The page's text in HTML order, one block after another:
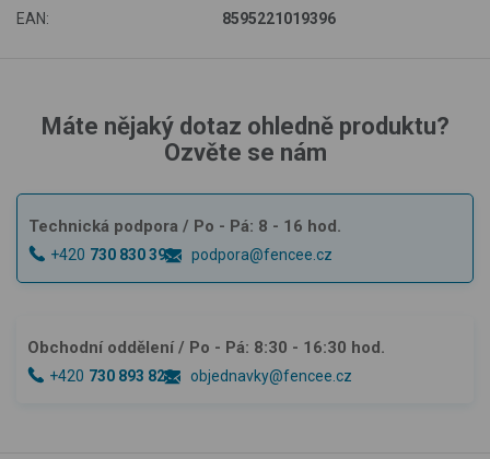
EAN:
8595221019396
Máte nějaký dotaz ohledně produktu?
Ozvěte se nám
Technická podpora / Po - Pá: 8 - 16 hod.
+420 730 830 393 podpora@fencee.cz
Obchodní oddělení / Po - Pá: 8:30 - 16:30 hod.
+420 730 893 828 objednavky@fencee.cz